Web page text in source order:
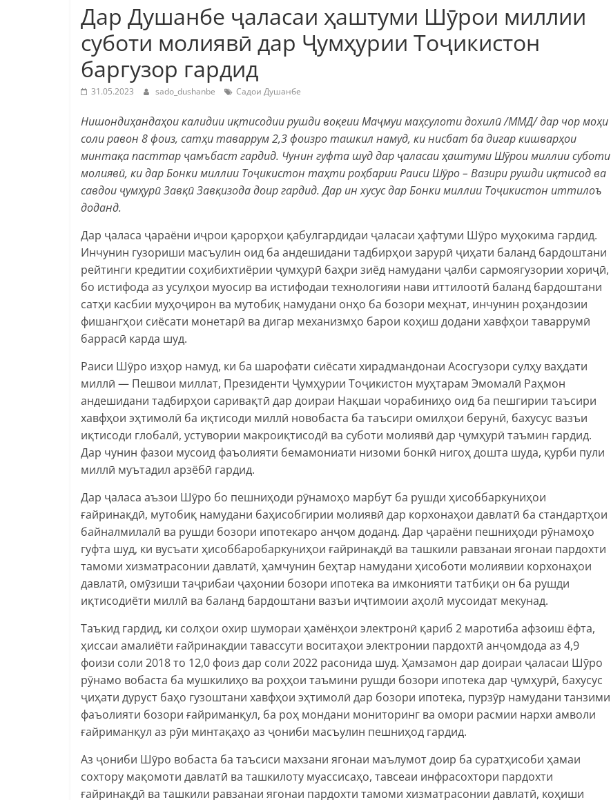
Дар Душанбе ҷаласаи ҳаштуми Шӯрои миллии
суботи молиявӣ дар Ҷумҳурии Тоҷикистон
баргузор гардид
31.05.2023 sado_dushanbe Садои Душанбе
Нишондиҳандаҳои калидии иқтисодии рушди воқеии Маҷмуи маҳсулоти дохилӣ /ММД/ дар чор моҳи
соли равон 8 фоиз, сатҳи таваррум 2,3 фоизро ташкил намуд, ки нисбат ба дигар кишварҳои
минтақа пасттар ҷамъбаст гардид. Чунин гуфта шуд дар ҷаласаи ҳаштуми Шӯрои миллии суботи
молиявӣ, ки дар Бонки миллии Тоҷикистон таҳти роҳбарии Раиси Шӯро – Вазири рушди иқтисод ва
савдои ҷумҳурӣ Завқӣ Завқизода доир гардид. Дар ин хусус дар Бонки миллии Тоҷикистон иттилоъ
доданд.
Дар ҷаласа ҷараёни иҷрои қарорҳои қабулгардидаи ҷаласаи ҳафтуми Шӯро муҳокима гардид.
Инчунин гузориши масъулин оид ба андешидани тадбирҳои зарурӣ ҷиҳати баланд бардоштани
рейтинги кредитии соҳибихтиёрии ҷумҳурӣ баҳри зиёд намудани ҷалби сармоягузории хориҷӣ,
бо истифода аз усулҳои муосир ва истифодаи технологияи нави иттилоотӣ баланд бардоштани
сатҳи касбии муҳоҷирон ва мутобиқ намудани онҳо ба бозори меҳнат, инчунин роҳандозии
фишангҳои сиёсати монетарӣ ва дигар механизмҳо барои коҳиш додани хавфҳои таваррумӣ
баррасӣ карда шуд.
Раиси Шӯро изҳор намуд, ки ба шарофати сиёсати хирадмандонаи Асосгузори сулҳу ваҳдати
миллӣ — Пешвои миллат, Президенти Ҷумҳурии Тоҷикистон муҳтарам Эмомалӣ Раҳмон
андешидани тадбирҳои саривақтӣ дар доираи Нақшаи чорабиниҳо оид ба пешгирии таъсири
хавфҳои эҳтимолӣ ба иқтисоди миллӣ новобаста ба таъсири омилҳои берунӣ, бахусус вазъи
иқтисоди глобалӣ, устувории макроиқтисодӣ ва суботи молиявӣ дар ҷумҳурӣ таъмин гардид.
Дар чунин фазои мусоид фаъолияти бемамониати низоми бонкӣ нигоҳ дошта шуда, қурби пули
миллӣ муътадил арзёбӣ гардид.
Дар ҷаласа аъзои Шӯро бо пешниҳоди рӯнамоҳо марбут ба рушди ҳисоббаркуниҳои
ғайринақдӣ, мутобиқ намудани баҳисобгирии молиявӣ дар корхонаҳои давлатӣ ба стандартҳои
байналмилалӣ ва рушди бозори ипотекаро анҷом доданд. Дар ҷараёни пешниҳоди рӯнамоҳо
гуфта шуд, ки вусъати ҳисоббаробаркуниҳои ғайринақдӣ ва ташкили равзанаи ягонаи пардохти
тамоми хизматрасонии давлатӣ, ҳамчунин беҳтар намудани ҳисоботи молиявии корхонаҳои
давлатӣ, омӯзиши таҷрибаи ҷаҳонии бозори ипотека ва имконияти татбиқи он ба рушди
иқтисодиёти миллӣ ва баланд бардоштани вазъи иҷтимоии аҳолӣ мусоидат мекунад.
Таъкид гардид, ки солҳои охир шумораи ҳамёнҳои электронӣ қариб 2 маротиба афзоиш ёфта,
ҳиссаи амалиёти ғайринақдии тавассути воситаҳои электронии пардохтӣ анҷомдода аз 4,9
фоизи соли 2018 то 12,0 фоиз дар соли 2022 расонида шуд. Ҳамзамон дар доираи ҷаласаи Шӯро
рӯнамо вобаста ба мушкилиҳо ва роҳҳои таъмини рушди бозори ипотека дар ҷумҳурӣ, бахусус
ҷиҳати дуруст баҳо гузоштани хавфҳои эҳтимолӣ дар бозори ипотека, пурзӯр намудани танзими
фаъолияти бозори ғайриманқул, ба роҳ мондани мониторинг ва омори расмии нархи амволи
ғайриманқул аз рӯи минтақаҳо аз ҷониби масъулин пешниҳод гардид.
Аз ҷониби Шӯро вобаста ба таъсиси махзани ягонаи маълумот доир ба суратҳисоби ҳамаи
сохтору мақомоти давлатӣ ва ташкилоту муассисаҳо, тавсеаи инфрасохтори пардохти
ғайринақдӣ ва ташкили равзанаи ягонаи пардохти тамоми хизматрасонии давлатӣ, коҳиши